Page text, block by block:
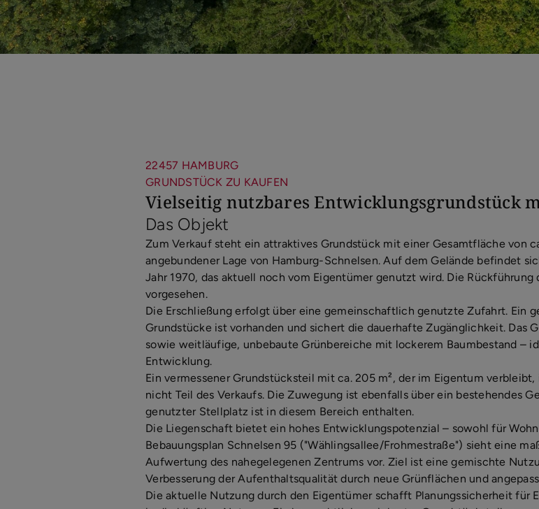
22457 HAMBURG
GRUNDSTÜCK ZU KAUFEN
Vielseitig nutzbares Entwicklungsgrundstück
Das Objekt
Zum Verkauf steht ein attraktives Grundstück mit einer Gesamtfläche von
angebundener Lage von Hamburg-Schnelsen. Auf dem Gelände befindet
Jahr 1970, das aktuell noch vom Eigentümer genutzt wird. Die
vorgesehen.
Die Erschließung erfolgt über eine gemeinschaftlich genutzte Zufahrt. Ein
Grundstücke ist vorhanden und sichert die dauerhafte Zugänglichkeit. Das
sowie weitläufige, unbebaute Grünbereiche mit lockerem Baumbestand –
Entwicklung.
Ein vermessener Grundstücksteil mit ca. 205 m², der im Eigentum
nicht Teil des Verkaufs. Die Zuwegung ist ebenfalls über ein bestehendes
genutzter Stellplatz ist in diesem Bereich enthalten.
Die Liegenschaft bietet ein hohes Entwicklungspotenzial – sowohl für
Bebauungsplan Schnelsen 95 ("Wählingsallee/Frohmestraße") sieht eine
Aufwertung des nahegelegenen Zentrums vor. Ziel ist eine gemischte
Verbesserung der Aufenthaltsqualität durch neue Grünflächen und
Die aktuelle Nutzung durch den Eigentümer schafft Planungssicherheit für